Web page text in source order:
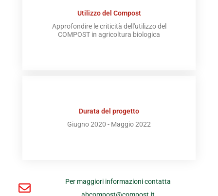
Utilizzo del Compost
Approfondire le criticità dell'utilizzo del
COMPOST in agricoltura biologica
Durata del progetto
Giugno 2020 - Maggio 2022
Per maggiori informazioni contatta